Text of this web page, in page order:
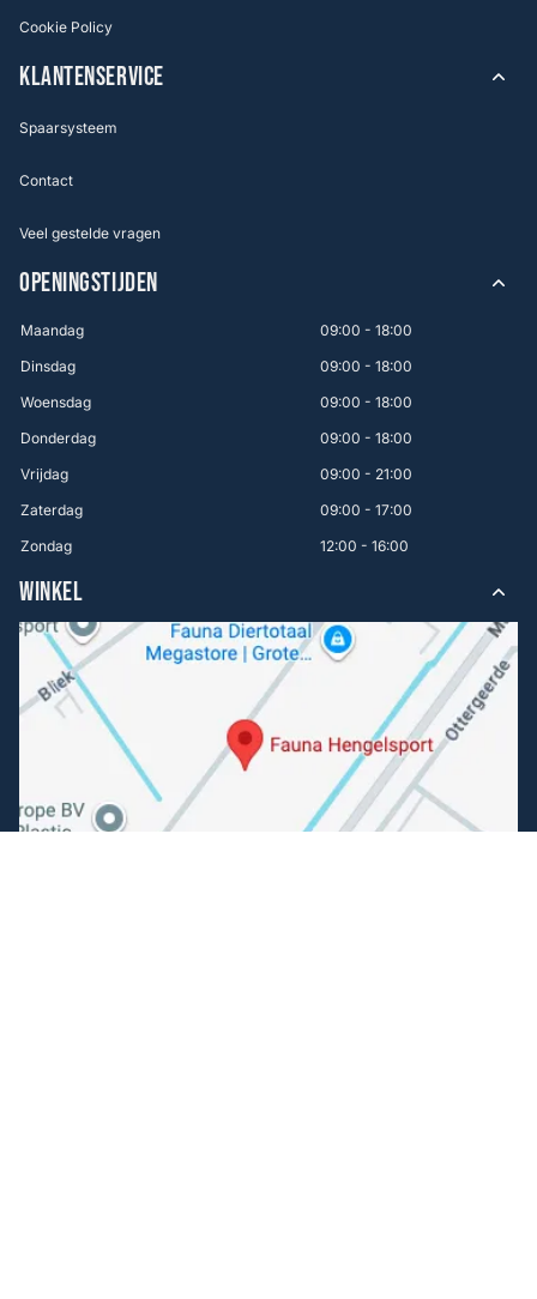
Cookie Policy
KLANTENSERVICE
Spaarsysteem
Contact
Veel gestelde vragen
OPENINGSTIJDEN
Maandag
09:00 - 18:00
Dinsdag
09:00 - 18:00
Woensdag
09:00 - 18:00
Donderdag
09:00 - 18:00
Vrijdag
09:00 - 21:00
Zaterdag
09:00 - 17:00
Zondag
12:00 - 16:00
WINKEL